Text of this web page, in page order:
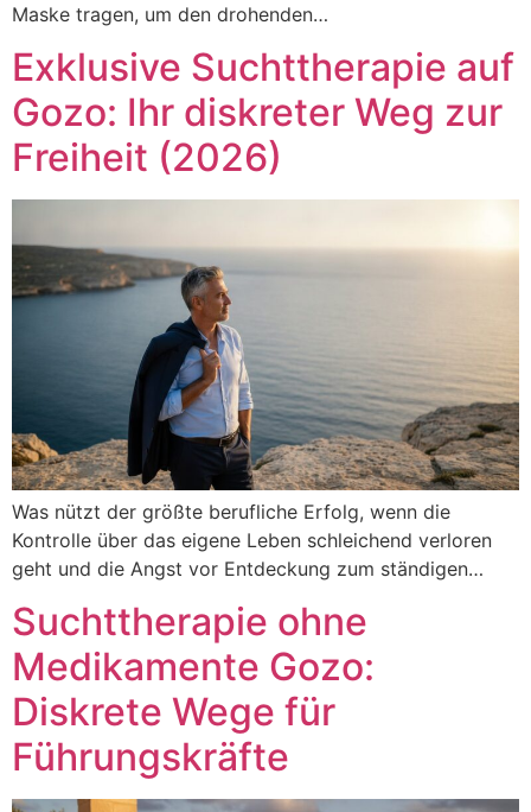
Maske tragen, um den drohenden…
Exklusive Suchttherapie auf
Gozo: Ihr diskreter Weg zur
Freiheit (2026)
Was nützt der größte berufliche Erfolg, wenn die
Kontrolle über das eigene Leben schleichend verloren
geht und die Angst vor Entdeckung zum ständigen…
Suchttherapie ohne
Medikamente Gozo:
Diskrete Wege für
Führungskräfte